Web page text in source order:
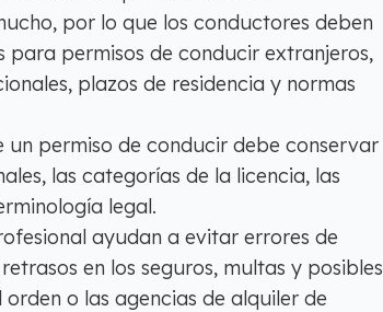
por lo que los conductores deben
para permisos de conducir extranjeros,
plazos de residencia y normas
permiso de conducir debe conservar
las categorías de la licencia, las
legal.
ayudan a evitar errores de
en los seguros, multas y posibles
o las agencias de alquiler de